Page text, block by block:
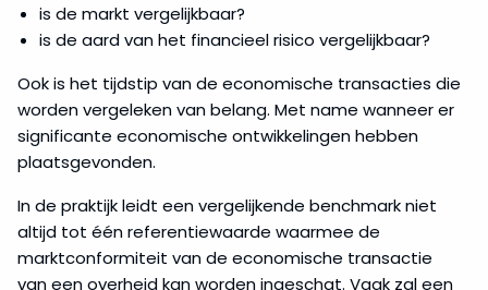
is de markt vergelijkbaar?
is de aard van het financieel risico vergelijkbaar?
Ook is het tijdstip van de economische transacties die
worden vergeleken van belang. Met name wanneer er
significante economische ontwikkelingen hebben
plaatsgevonden.
In de praktijk leidt een vergelijkende benchmark niet
altijd tot één referentiewaarde waarmee de
marktconformiteit van de economische transactie
van een overheid kan worden ingeschat. Vaak zal een